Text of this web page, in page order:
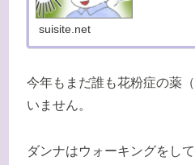
suisite.net
今年もまだ誰も花粉症の薬
いません。
ダンナはウォーキングをし